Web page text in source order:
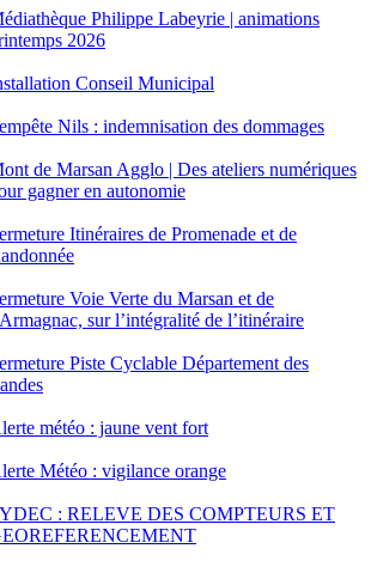
Philippe Labeyrie | animations
2026
Conseil Municipal
Nils : indemnisation des dommages
de Marsan Agglo | Des ateliers numériques
gagner en autonomie
Itinéraires de Promenade et de
Voie Verte du Marsan et de
sur l’intégralité de l’itinéraire
Piste Cyclable Département des
météo : jaune vent fort
Météo : vigilance orange
: RELEVE DES COMPTEURS ET